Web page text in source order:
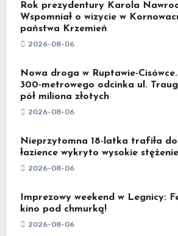
Rok prezydentury Karola
Wspomniał o wizycie w
państwa Krzemień
2026-08-06
Nowa droga w Ruptawie-
300-metrowego odcinka ul.
pół miliona złotych
2026-08-06
Nieprzytomna 18-latka trafiła
łazience wykryto wysokie
2026-08-06
Imprezowy weekend w Legnicy:
kino pod chmurką!
2026-08-06